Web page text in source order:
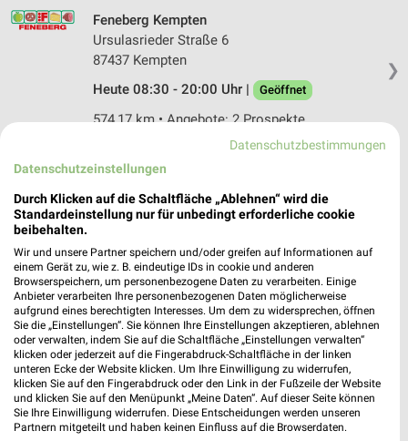
❯
Feneberg Kempten
Ursulasrieder Straße 6
87437 Kempten
Heute 08:30 - 20:00 Uhr |
Geöffnet
574,17 km • Angebote: 2 Prospekte
EDEKA Immler Kempten
Heiligkreuzerstraße 74
87439 Kempten
575,83 km • Angebote: 1 Prospekt
EDEKA Ogris Thingers
Heiligkreuzer Straße 74
87439 Thingers
Heute 07:30 - 16:00 Uhr | Geöffnet
575,83 km
Datenschutzbestimmungen
Datenschutzeinstellungen
Durch Klicken auf die Schaltfläche „Ablehnen“ wird die
Standardeinstellung nur für unbedingt erforderliche cookie
beibehalten.
Wir und unsere Partner speichern und/oder greifen auf Informationen auf
einem Gerät zu, wie z. B. eindeutige IDs in cookie und anderen
Browserspeichern, um personenbezogene Daten zu verarbeiten. Einige
Anbieter verarbeiten Ihre personenbezogenen Daten möglicherweise
aufgrund eines berechtigten Interesses. Um dem zu widersprechen, öffnen
Sie die „Einstellungen“. Sie können Ihre Einstellungen akzeptieren, ablehnen
oder verwalten, indem Sie auf die Schaltfläche „Einstellungen verwalten“
klicken oder jederzeit auf die Fingerabdruck-Schaltfläche in der linken
unteren Ecke der Website klicken. Um Ihre Einwilligung zu widerrufen,
klicken Sie auf den Fingerabdruck oder den Link in der Fußzeile der Website
und klicken Sie auf den Menüpunkt „Meine Daten“. Auf dieser Seite können
Sie Ihre Einwilligung widerrufen. Diese Entscheidungen werden unseren
Partnern mitgeteilt und haben keinen Einfluss auf die Browserdaten.